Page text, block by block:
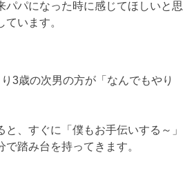
パパになった時に感じてほしいと思
います。
3歳の次男の方が「なんでもやり
、すぐに「僕もお手伝いする～」
踏み台を持ってきます。